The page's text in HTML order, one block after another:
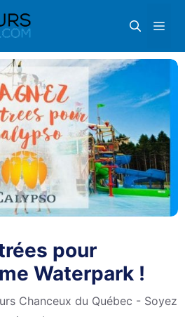
pour
Waterpark !
Chanceux du Québec - Soyez